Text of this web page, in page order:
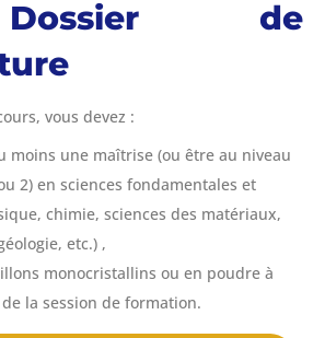
de
vous devez :
moins une maîtrise (ou être au niveau
2) en sciences fondamentales et
chimie, sciences des matériaux,
etc.) ,
monocristallins ou en poudre à
la session de formation.